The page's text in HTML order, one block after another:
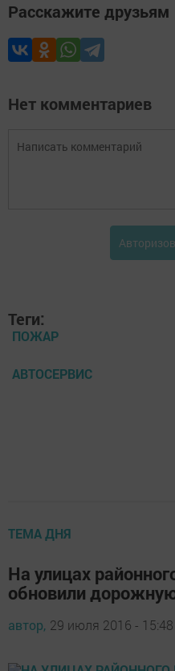
Расскажите друзьям
Нет комментариев
Теги:
ПОЖАР
АВТОСЕРВИС
ТЕМА ДНЯ
На улицах
обновили
автор, 29 июля 2016 - 15:48